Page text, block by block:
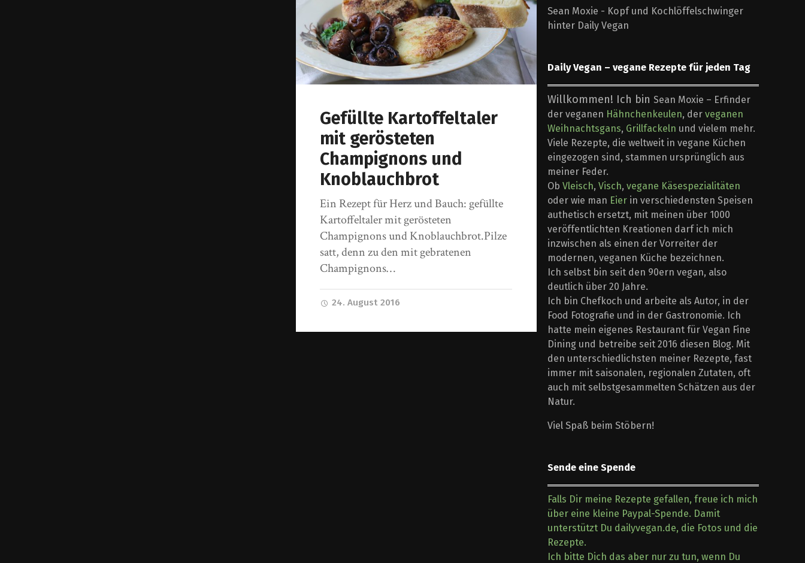
Gefüllte Kartoffeltaler
mit gerösteten
Champignons und
Knoblauchbrot
Ein Rezept für Herz und Bauch: gefüllte
Kartoffeltaler mit gerösteten
Champignons und Knoblauchbrot.Pilze
satt, denn zu den mit gebratenen
Champignons…
24. August 2016
Sean Moxie - Kopf und Kochlöffelschwinger
hinter Daily Vegan
Daily Vegan – vegane Rezepte für jeden Tag
Willkommen! Ich bin Sean Moxie – Erfinder
der veganen Hähnchenkeulen, der veganen
Weihnachtsgans, Grillfackeln und vielem mehr.
Viele Rezepte, die weltweit in vegane Küchen
eingezogen sind, stammen ursprünglich aus
meiner Feder.
Ob Vleisch, Visch, vegane Käsespezialitäten
oder wie man Eierin verschiedensten Speisen
authetisch ersetzt, mit meinen über 1000
veröffentlichten Kreationen darf ich mich
inzwischen als einen der Vorreiter der
modernen, veganen Küche bezeichnen.
Ich selbst bin seit den 90ern vegan, also
deutlich über 20 Jahre.
Ich bin Chefkoch und arbeite als Autor, in der
Food Fotografie und in der Gastronomie. Ich
hatte mein eigenes Restaurant für Vegan Fine
Dining und betreibe seit 2016 diesen Blog. Mit
den unterschiedlichsten meiner Rezepte, fast
immer mit saisonalen, regionalen Zutaten, oft
auch mit selbstgesammelten Schätzen aus der
Natur.
Viel Spaß beim Stöbern!
Sende eine Spende
Falls Dir meine Rezepte gefallen, freue ich mich
über eine kleine Paypal-Spende. Damit
unterstützt Du dailyvegan.de, die Fotos und die
Rezepte.
Ich bitte Dich das aber nur zu tun, wenn Du